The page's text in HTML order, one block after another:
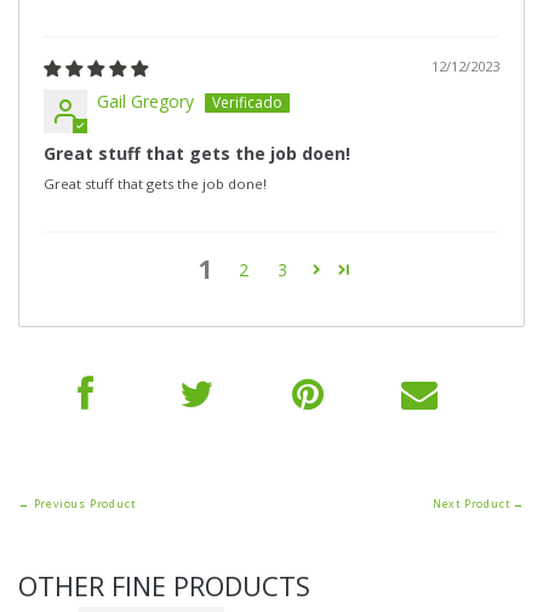
12/12/2023
Gail Gregory
Great stuff that gets the job doen!
Great stuff that gets the job done!
1 2 3
← Previous Product Next Product →
OTHER FINE PRODUCTS